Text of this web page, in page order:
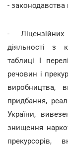
- законодавства
-
діяльності з
таблиці І
речовин і
виробництва,
придбання,
України,
знищення
прекурсорів,